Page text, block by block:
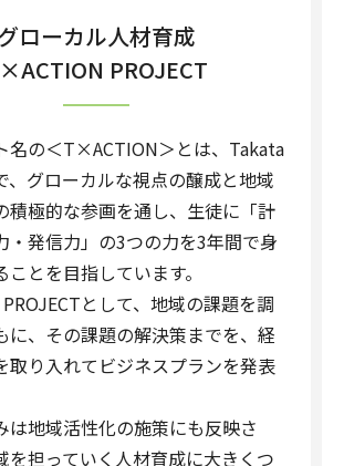
ローカル人材育成
PROJECT
名の＜T×ACTION＞とは、Takata
グローカルな視点の醸成と地域
積極的な参画を通し、生徒に「計
・発信力」の3つの力を3年間で身
とを目指しています。
として、地域の課題を調
に、その課題の解決策までを、経
取り入れてビジネスプランを発表
は地域活性化の施策にも反映さ
を担っていく人材育成に大きくつ